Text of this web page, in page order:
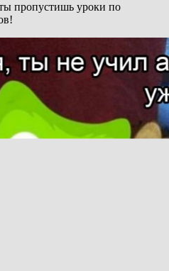
пропустишь уроки по